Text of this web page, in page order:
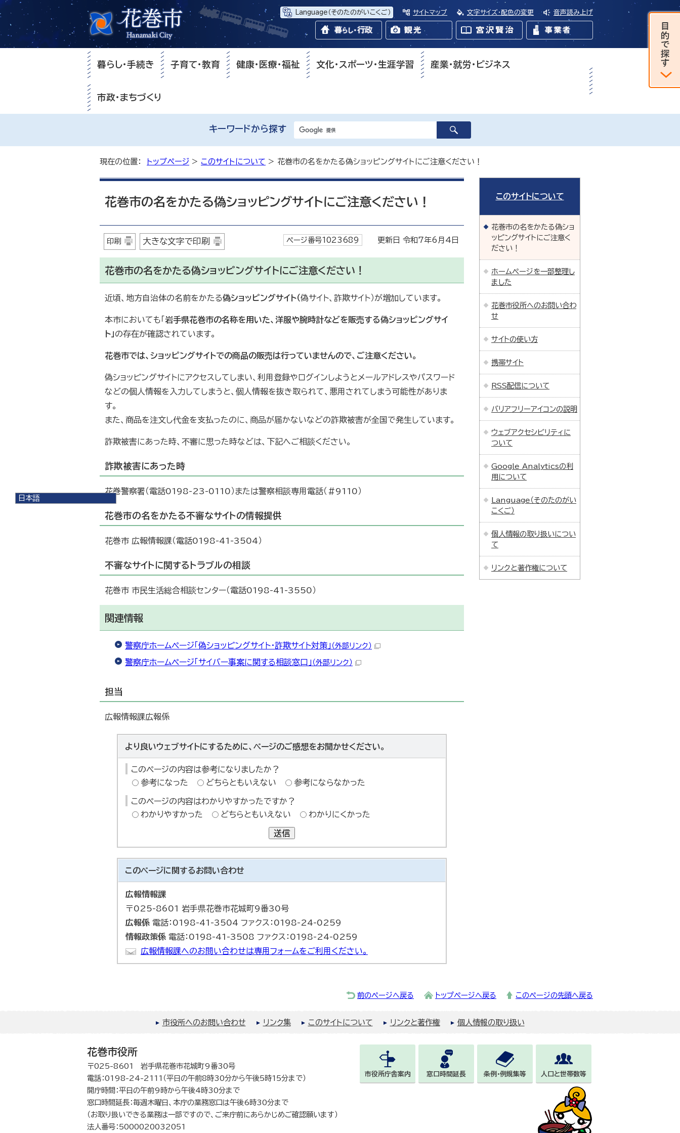
Language （そのたのがいこくご） サイトマップ 文字サイズ・配色の変更 音声読み上げ
日本語
暮らし・手続き 子育て・教育 健康・医療・福祉 文化・スポーツ・生涯学習 産業・就労・ビジネス
市政・まちづくり
キーワードから探す
現在の位置： トップページ > このサイトについて > 花巻市の名をかたる偽ショッピングサイトにご注意ください！
花巻市の名をかたる偽ショッピングサイトにご注意ください！
印刷 大きな文字で印刷 ページ番号1023689 更新日 令和7年6月4日
花巻市の名をかたる偽ショッピングサイトにご注意ください！
近頃、地方自治体の名前をかたる偽ショッピングサイト（偽サイト、詐欺サイト）が増加しています。
本市においても「 岩手県花巻市の名称を用いた、洋服や腕時計などを販売する偽ショッピングサイ
ト」の存在が確認されています。
花巻市では、ショッピングサイトでの商品の販売は行っていませんので、ご注意ください。
偽ショッピングサイトにアクセスしてしまい、利用登録やログインしようとメールアドレスやパスワード
などの個人情報を入力してしまうと、個人情報を抜き取られて、悪用されてしまう可能性がありま
す。
また、商品を注文し代金を支払ったのに、商品が届かないなどの詐欺被害が全国で発生しています。
詐欺被害にあった時、不審に思った時などは、下記へご相談ください。
詐欺被害にあった時
花巻警察署（電話0198-23-0110）または警察相談専用電話（＃9110）
花巻市の名をかたる不審なサイトの情報提供
花巻市 広報情報課（電話0198-41-3504）
不審なサイトに関するトラブルの相談
花巻市 市民生活総合相談センター（電話0198-41-3550）
関連情報
警察庁ホームページ「偽ショッピングサイト・詐欺サイト対策」 （外部リンク）
警察庁ホームページ「サイバー事案に関する相談窓口」 （外部リンク）
担当
広報情報課広報係
より良いウェブサイトにするために、ページのご感想をお聞かせください。
このページの内容は参考になりましたか？
参考になった
どちらともいえない 参考にならなかった
このページの内容はわかりやすかったですか？
わかりやすかった
どちらともいえない わかりにくかった
送信
このページに関するお問い合わせ
広報情報課
〒025-8601 岩手県花巻市花城町9番30号
広報係 電話：0198-41-3504 ファクス：0198-24-0259
情報政策係 電話：0198-41-3508 ファクス：0198-24-0259
広報情報課へのお問い合わせは専用フォームをご利用ください。
このサイトについて
花巻市の名をかたる偽ショ
ッピングサイトにご注意く
ださい！
ホームページを一部整理し
ました
花巻市役所へのお問い合わ
せ
サイトの使い方
携帯サイト
RSS配信について
バリアフリーアイコンの説明
ウェブアクセシビリティに
ついて
Google Analyticsの利
用について
Language（そのたのがい
こくご）
個人情報の取り扱いについ
て
リンクと著作権について
前のページへ戻る トップページへ戻る このページの先頭へ戻る
市役所へのお問い合わせ リンク集 このサイトについて リンクと著作権 個人情報の取り扱い
花巻市役所
〒025-8601 岩手県花巻市花城町9番30号
電話：0198-24-2111（平日の午前8時30分から午後5時15分まで）
開庁時間：平日の午前9時から午後4時30分まで
窓口時間延長：毎週木曜日、本庁の業務窓口は午後6時30分まで
（お取り扱いできる業務は一部ですので、ご来庁前にあらかじめご確認願います）
法人番号：5000020032051
市役所庁舎案内 窓口時間延長 条例・例規集等 人口と世帯数等